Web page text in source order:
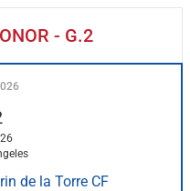
- G.2
de la Torre CF